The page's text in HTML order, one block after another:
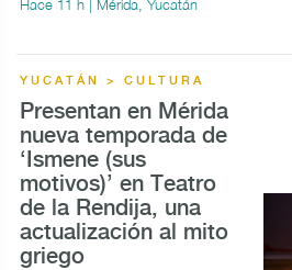
Hace 11 h | Mérida, Yucatán
YUCATÁN > CULTURA
Presentan en Mérida
nueva temporada de
‘Ismene (sus
motivos)’ en Teatro
de la Rendija, una
actualización al mito
griego